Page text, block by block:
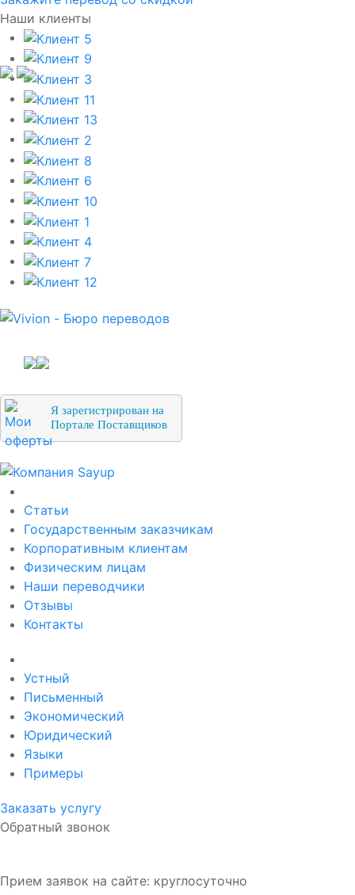
Наши клиенты
Я зарегистрирован на
Портале Поставщиков
Статьи
Государственным заказчикам
Корпоративным клиентам
Физическим лицам
Наши переводчики
Отзывы
Контакты
Устный
Письменный
Экономический
Юридический
Языки
Примеры
Заказать услугу
Обратный звонок
Прием заявок на сайте: круглосуточно